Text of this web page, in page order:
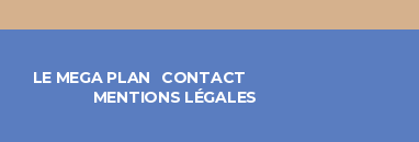
LE MEGA PLAN
CONTACT
MENTIONS LÉGALES